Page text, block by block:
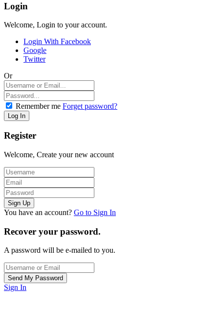
Login
Welcome, Login to your account.
Login With Facebook
Google
Twitter
Or
Remember me Forget password?
Register
Welcome, Create your new account
You have an account? Go to Sign In
Recover your password.
A password will be e-mailed to you.
Sign In